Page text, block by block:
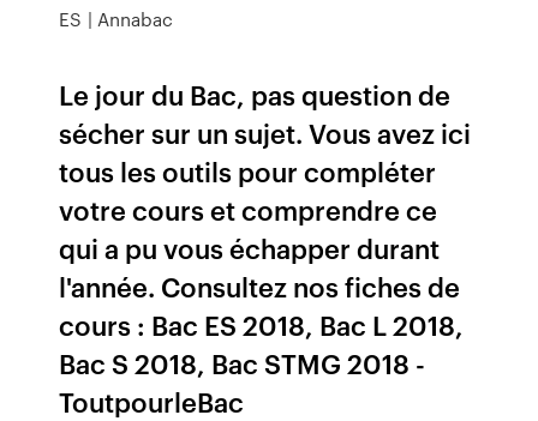
ES | Annabac
Le jour du Bac, pas question de
sécher sur un sujet. Vous avez ici
tous les outils pour compléter
votre cours et comprendre ce
qui a pu vous échapper durant
l'année. Consultez nos fiches de
cours : Bac ES 2018, Bac L 2018,
Bac S 2018, Bac STMG 2018 -
ToutpourleBac